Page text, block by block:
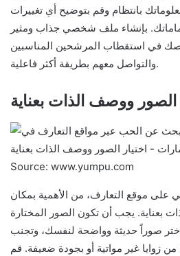
بانتظام وقم بتوضيح أي تغييرات
بإنشاء ملف شخصي جذاب ومثير
في استقطاب المرشحين المناسبين
والتواصل معهم بطريقة أكثر فاعلية.
الصور ووصف الذات بعناية
Source: www.yumpu.com
موقع التعارف، من الأهمية بمكان
بعناية. يجب أن تكون الصور المختارة
صوراً حديثة وواضحة لنفسك، وتجنب
زوايا غير مواتية أو بجودة ضعيفة. قم